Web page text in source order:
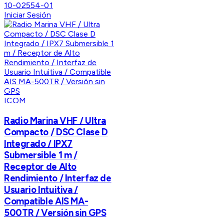
10-02554-01
Iniciar Sesión
ICOM
Radio Marina VHF / Ultra
Compacto / DSC Clase D
Integrado / IPX7
Submersible 1 m /
Receptor de Alto
Rendimiento / Interfaz de
Usuario Intuitiva /
Compatible AIS MA-
500TR / Versión sin GPS